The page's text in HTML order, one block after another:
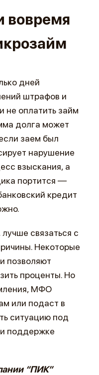
вовремя
дней
штрафов и
не оплатить займ
долга может
заем был
нарушение
взыскания, а
портится —
кредит
связаться с
Некоторые
позволяют
проценты. Но
МФО
или подаст в
ситуацию под
поддержке
“ПИК”